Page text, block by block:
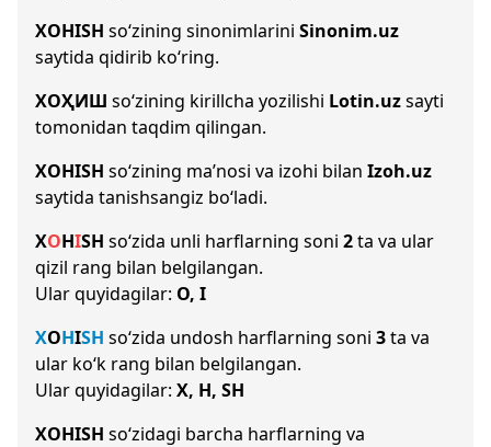
XOHISH so‘zining sinonimlarini Sinonim.uz
saytida qidirib ko‘ring.
ХОҲИШ so‘zining kirillcha yozilishi Lotin.uzsayti
tomonidan taqdim qilingan.
XOHISH so‘zining ma’nosi va izohi bilan Izoh.uz
saytida tanishsangiz bo‘ladi.
XOHISH so‘zida unli harflarning soni 2ta va ular
qizil rang bilan belgilangan.
Ular quyidagilar: O, I
XOHISH so‘zida undosh harflarning soni 3ta va
ular ko‘k rang bilan belgilangan.
Ular quyidagilar: X, H, SH
XOHISH so‘zidagi barcha harflarning va